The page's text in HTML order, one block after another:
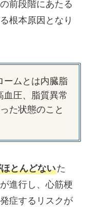
前段階にあたる
根本原因となり
ームとは内臓脂
血圧、脂質異常
た状態のこと
とんどないた
進行し、心筋梗
症するリスクが